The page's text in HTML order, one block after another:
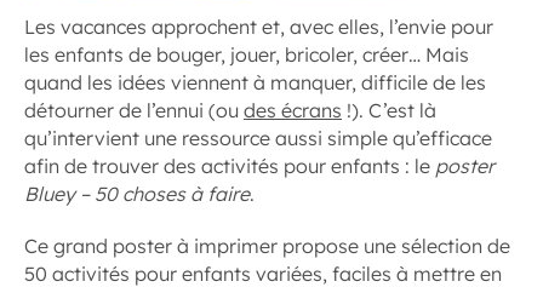
Les vacances approchent et, avec elles, l’envie pour
les enfants de bouger, jouer, bricoler, créer… Mais
quand les idées viennent à manquer, difficile de les
détourner de l’ennui (ou des écrans !). C’est là
qu’intervient une ressource aussi simple qu’efficace
afin de trouver des activités pour enfants : le poster
Bluey – 50 choses à faire.
Ce grand poster à imprimer propose une sélection de
50 activités pour enfants variées, faciles à mettre en